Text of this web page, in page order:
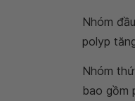
Nhóm
polyp
Nhóm
bao gồm